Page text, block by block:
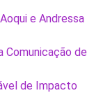
e Andressa
Comunicação de
de Impacto